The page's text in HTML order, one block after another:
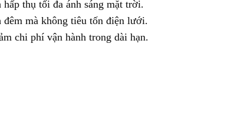
thụ tối đa ánh sáng mặt trời.
đêm mà không tiêu tốn điện lưới.
chi phí vận hành trong dài hạn.